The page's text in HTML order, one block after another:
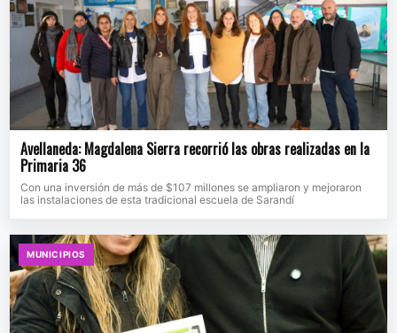
Avellaneda: Magdalena Sierra recorrió las obras realizadas en la
Primaria 36
Con una inversión de más de $107 millones se ampliaron y mejoraron
las instalaciones de esta tradicional escuela de Sarandí
MUNICIPIOS